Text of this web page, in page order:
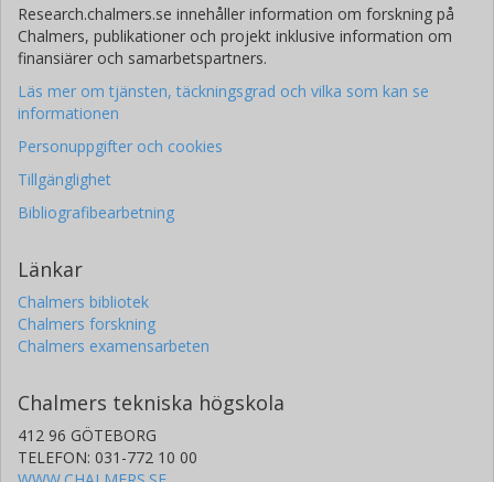
Research.chalmers.se innehåller information om forskning på
Chalmers, publikationer och projekt inklusive information om
finansiärer och samarbetspartners.
Läs mer om tjänsten, täckningsgrad och vilka som kan se
informationen
Personuppgifter och cookies
Tillgänglighet
Bibliografibearbetning
Länkar
Chalmers bibliotek
Chalmers forskning
Chalmers examensarbeten
Chalmers tekniska högskola
412 96 GÖTEBORG
TELEFON: 031-772 10 00